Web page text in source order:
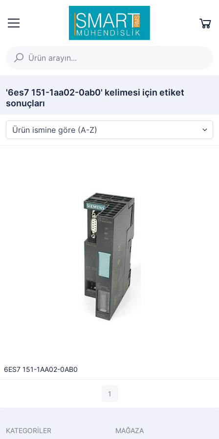
'6es7 151-1aa02-0ab0' kelimesi için etiket
sonuçları
6ES7 151-1AA02-0AB0
1
KATEGORİLER MAĞAZA